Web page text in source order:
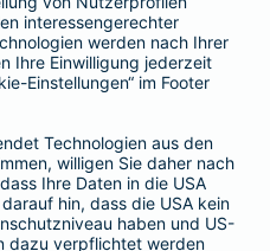
ändern
melden